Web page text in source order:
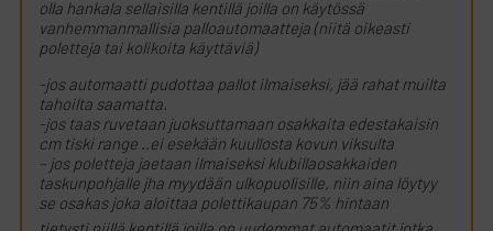
olla hankala sellaisilla kentillä joilla on käytössä
vanhemmanmallisia palloautomaatteja (niitä oikeasti
poletteja tai kolikoita käyttäviä)
-jos automaatti pudottaa pallot ilmaiseksi, jää rahat muilta
tahoilta saamatta.
-jos taas ruvetaan juoksuttamaan osakkaita edestakaisin
cm tiski range ..ei esekään kuullosta kovun viksulta
– jos poletteja jaetaan ilmaiseksi klubillaosakkaiden
taskunpohjalle jha myydään ulkopuolisille, niin aina löytyy
se osakas joka aloittaa polettikaupan 75% hintaan